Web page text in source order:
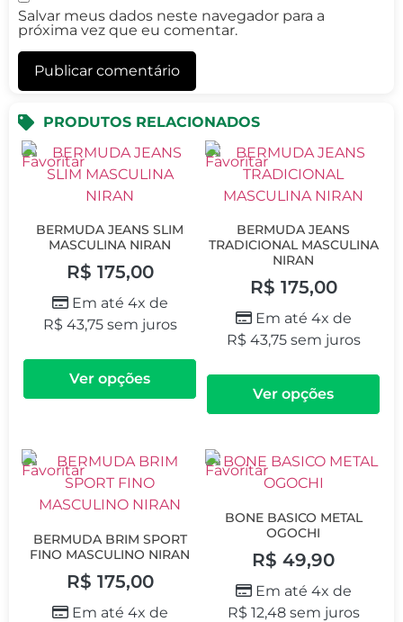
Salvar meus dados neste navegador para a
próxima vez que eu comentar.
PRODUTOS RELACIONADOS
BERMUDA JEANS SLIM
MASCULINA NIRAN
R$ 175,00
Em até 4x de
R$ 43,75sem juros
Ver opções
BERMUDA JEANS
TRADICIONAL MASCULINA
NIRAN
R$ 175,00
Em até 4x de
R$ 43,75sem juros
Ver opções
BERMUDA BRIM SPORT
FINO MASCULINO NIRAN
R$ 175,00
Em até 4x de
BONE BASICO METAL
OGOCHI
R$ 49,90
Em até 4x de
R$ 12,48sem juros